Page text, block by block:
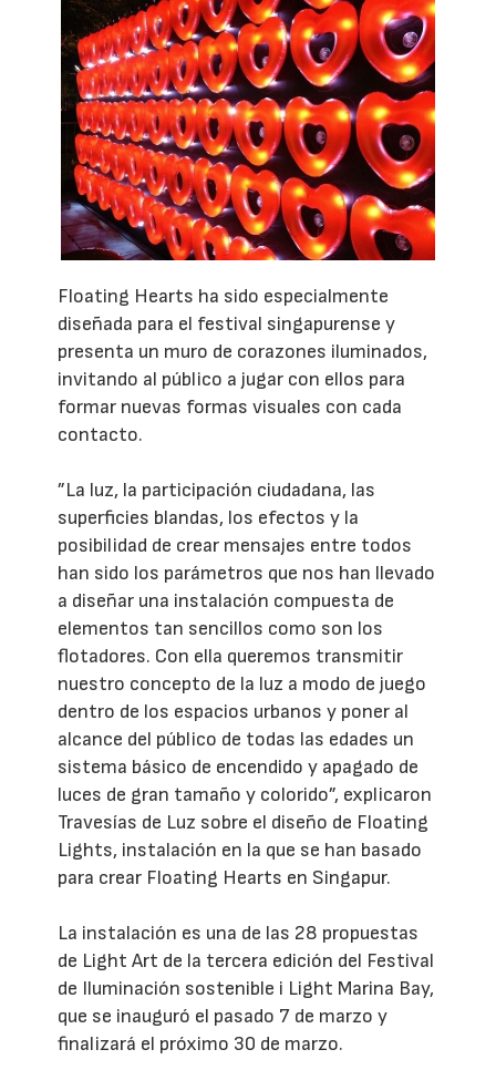
Floating Hearts ha sido especialmente
diseñada para el festival singapurense y
presenta un muro de corazones iluminados,
invitando al público a jugar con ellos para
formar nuevas formas visuales con cada
contacto.
”La luz, la participación ciudadana, las
superficies blandas, los efectos y la
posibilidad de crear mensajes entre todos
han sido los parámetros que nos han llevado
a diseñar una instalación compuesta de
elementos tan sencillos como son los
flotadores. Con ella queremos transmitir
nuestro concepto de la luz a modo de juego
dentro de los espacios urbanos y poner al
alcance del público de todas las edades un
sistema básico de encendido y apagado de
luces de gran tamaño y colorido”, explicaron
Travesías de Luz sobre el diseño de Floating
Lights, instalación en la que se han basado
para crear Floating Hearts en Singapur.
La instalación es una de las 28 propuestas
de Light Art de la tercera edición del Festival
de Iluminación sostenible i Light Marina Bay,
que se inauguró el pasado 7 de marzo y
finalizará el próximo 30 de marzo.